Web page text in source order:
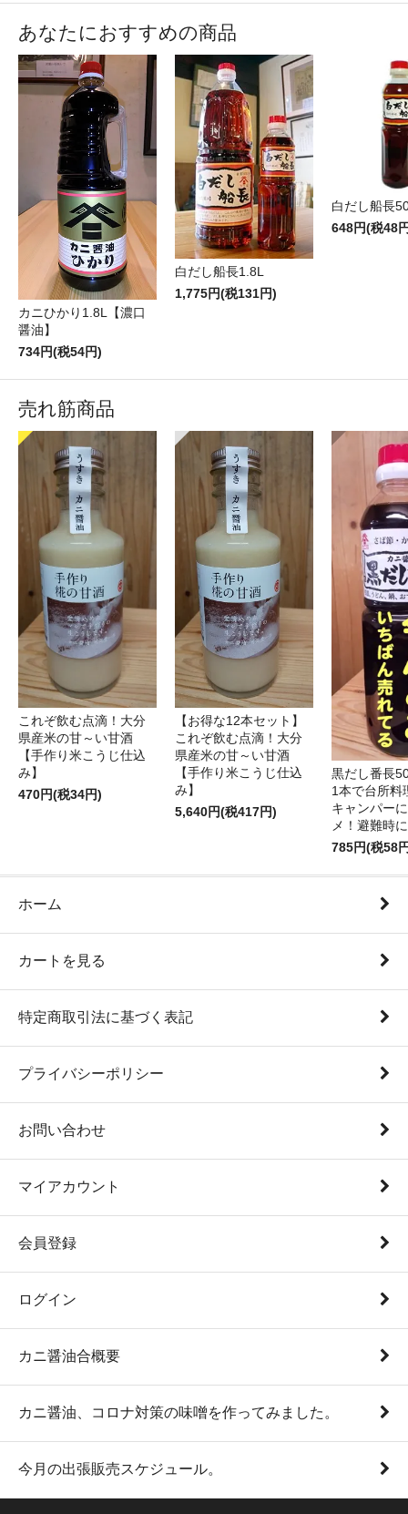
あなたにおすすめの商品
カニひかり1.8L【濃口
醤油】
734円(税54円)
白だし船長1.8L
1,775円(税131円)
白だし船長
648円(税48
売れ筋商品
これぞ飲む点滴！大分
県産米の甘～い甘酒
【手作り米こうじ仕込
み】
470円(税34円)
【お得な12本セット】
これぞ飲む点滴！大分
県産米の甘～い甘酒
【手作り米こうじ仕込
み】
5,640円(税417円)
黒だし番長
1本で台所料
キャンパー
メ！避難時
785円(税58
ホーム
カートを見る
特定商取引法に基づく表記
プライバシーポリシー
お問い合わせ
マイアカウント
会員登録
ログイン
カニ醤油合概要
カニ醤油、コロナ対策の味噌を作ってみました。
今月の出張販売スケジュール。